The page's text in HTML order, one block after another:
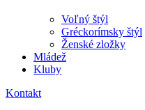
Voľný štýl
Gréckorímsky štýl
Ženské zložky
Mládež
Kluby
Kontakt